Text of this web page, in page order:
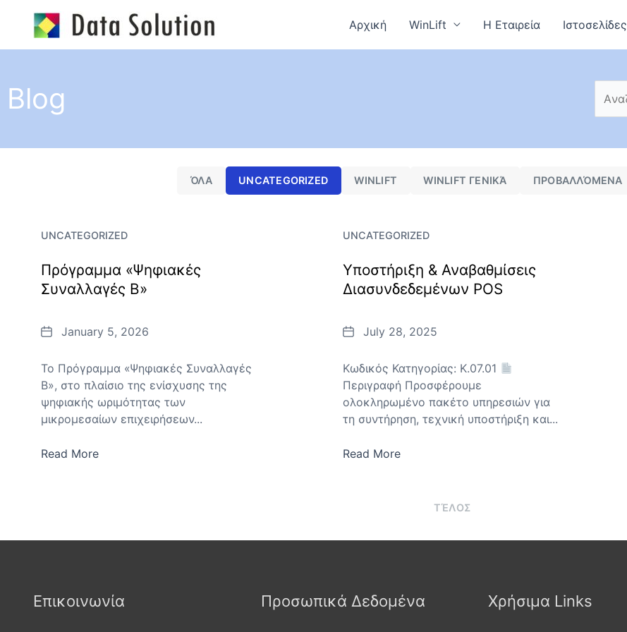
Αρχική WinLift Η Εταιρεία Ιστοσελίδες
Blog
ΌΛΑ UNCATEGORIZED WINLIFT WINLIFT ΓΕΝΙΚΆ ΠΡΟΒΑΛΛΌΜΕΝΑ
UNCATEGORIZED
Πρόγραμμα «Ψηφιακές
Συναλλαγές Β»
DateJanuary 5, 2026
Το Πρόγραμμα «Ψηφιακές Συναλλαγές
Β», στο πλαίσιο της ενίσχυσης της
ψηφιακής ωριμότητας των
μικρομεσαίων επιχειρήσεων...
Read More
UNCATEGORIZED
Υποστήριξη & Αναβαθμίσεις
Διασυνδεδεμένων POS
DateJuly 28, 2025
Κωδικός Κατηγορίας: K.07.01
Περιγραφή Προσφέρουμε
ολοκληρωμένο πακέτο υπηρεσιών για
τη συντήρηση, τεχνική υποστήριξη και...
Read More
ΤΈΛΟΣ
Επικοινωνία Προσωπικά Δεδομένα Χρήσιμα Links